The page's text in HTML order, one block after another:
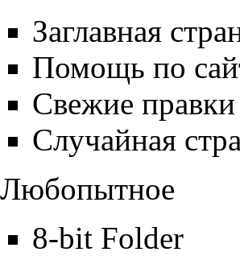
Заглавная
Помощь по
Свежие правки
Случайная
Любопытное
8-bit Folder